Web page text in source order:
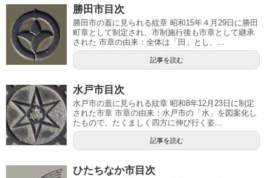
勝田市目次
勝田市の蓋に見られる紋章 昭和15年４月29日に勝田
町章として制定され、市制施行後も市章として継承
された 市章の由来：全体は「田」とし、...
記事を読む
水戸市目次
水戸市の蓋に見られる紋章 昭和8年12月23日に制定
された市章 市章の由来：水戸市の「水」を図案化し
たもので、たくましく四方に伸び行く姿...
記事を読む
ひたちなか市目次